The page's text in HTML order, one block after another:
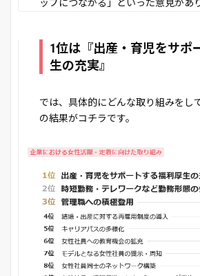
ップにつながる」といった意見があ
1位は『出産・育児をサポ
生の充実』
では、具体的にどんな取り組みをし
の結果がコチラです。